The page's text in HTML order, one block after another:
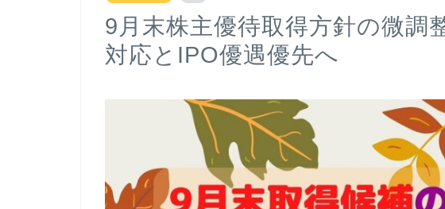
9月末株主優待取得方針の微調
対応とIPO優遇優先へ